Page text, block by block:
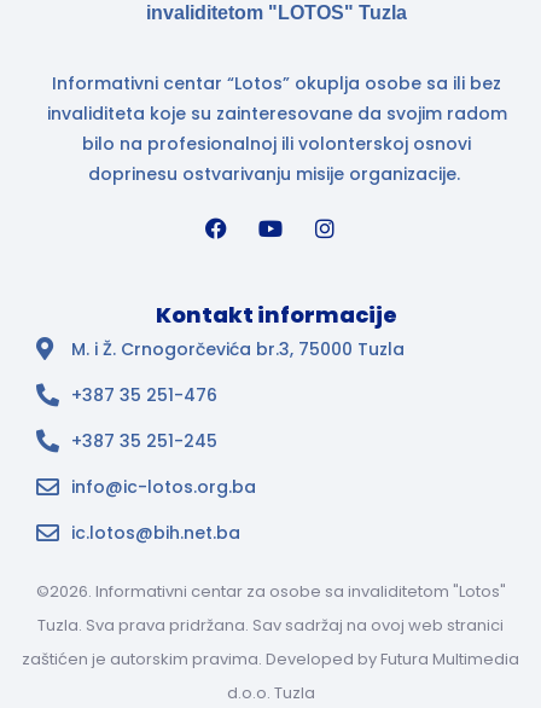
invaliditetom "LOTOS" Tuzla
Informativni centar “Lotos” okuplja osobe sa ili bez
invaliditeta koje su zainteresovane da svojim radom
bilo na profesionalnoj ili volonterskoj osnovi
doprinesu ostvarivanju misije organizacije.
Kontakt informacije
M. i Ž. Crnogorčevića br.3, 75000 Tuzla
+387 35 251-476
+387 35 251-245
info@ic-lotos.org.ba
ic.lotos@bih.net.ba
©2026. Informativni centar za osobe sa invaliditetom "Lotos"
Tuzla. Sva prava pridržana. Sav sadržaj na ovoj web stranici
zaštićen je autorskim pravima. Developed by Futura Multimedia
d.o.o. Tuzla